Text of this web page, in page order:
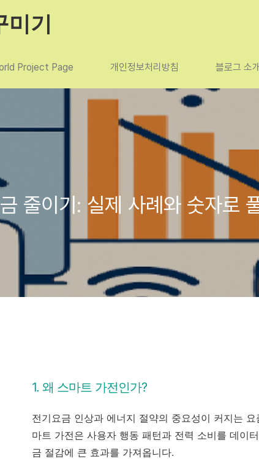
미기
Project Page 개인정보처리방침 블로그 소개
줄이기: 실제 사례와 숫자로
1. 왜 스마트 가전인가?
전기요금 인상과 에너지 절약의 중요성이 커지는
마트 가전은 사용자 행동 패턴과 전력 소비를 데이
금 절감에 큰 효과를 가져옵니다.